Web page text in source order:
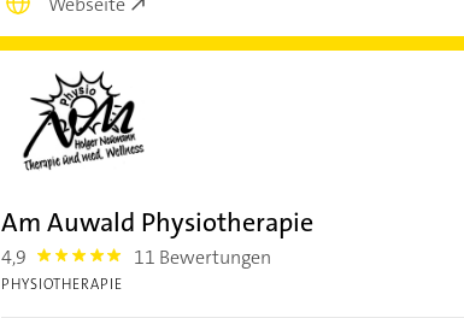
Am Auwald Physiotherapie
4,9 4.9 11 Bewertungen
PHYSIOTHERAPIE